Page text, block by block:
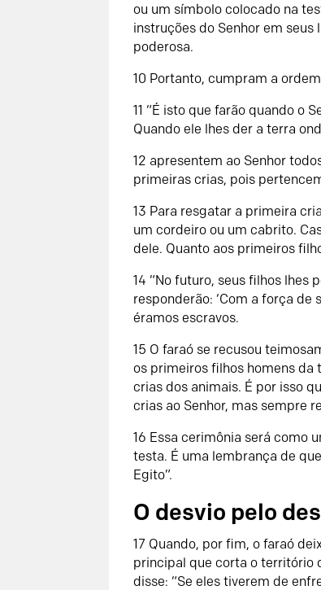
ou um símbolo colocado na
instruções do Senhor em seus
poderosa.
10 Portanto, cumpram a
11“É isto que farão quando o
Quando ele lhes der a terra
12 apresentem ao Senhor
primeiras crias, pois
13 Para resgatar a primeira
um cordeiro ou um cabrito.
dele. Quanto aos primeiros
14“No futuro, seus filhos lhes
responderão: ‘Com a força de
éramos escravos.
15 O faraó se recusou
os primeiros filhos homens
crias dos animais. É por isso
crias ao Senhor, mas sempre
16 Essa cerimônia será como
testa. É uma lembrança de
Egito”.
O desvio pelo
17 Quando, por fim, o faraó
principal que corta o território
disse: “Se eles tiverem de